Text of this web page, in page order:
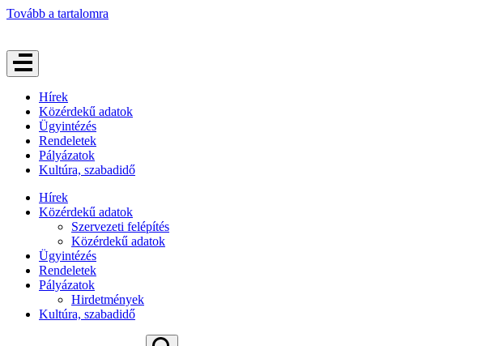
Tovább a tartalomra
Hírek
Közérdekű adatok
Ügyintézés
Rendeletek
Pályázatok
Kultúra, szabadidő
Hírek
Közérdekű adatok
Szervezeti felépítés
Közérdekű adatok
Ügyintézés
Rendeletek
Pályázatok
Hirdetmények
Kultúra, szabadidő